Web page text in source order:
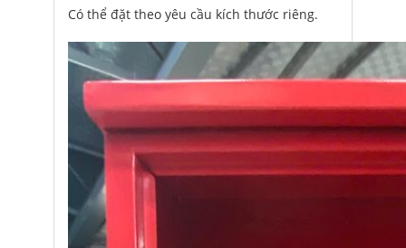
Có thể đặt theo yêu cầu kích thước riêng.